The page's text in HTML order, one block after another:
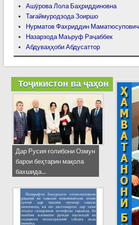
Ашӯрова Лола Баҳриддиновна
Тағаймуродзода Зоиршо
Нурматов Фахриддин Маматюсупович
Назарзода Маъруф Раҷаббек
Абдуваҳҳоби Абдусаттор
Тоҷикистон ва ҷаҳон
Дар Русия ғолибони Озмун
барои беҳтарин мақола
бахшида...